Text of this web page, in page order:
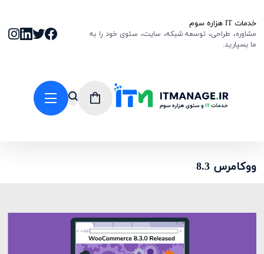
خدمات IT هزاره سوم
مشاوره، طراحی، توسعه شبکه، سایت، سئوی خود را به
ما بسپارید.
ووکامرس 8.3